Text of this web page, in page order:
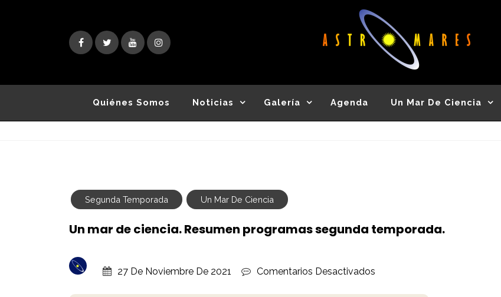
Astromares
Desde 2012 divulgando la Astronomía y la
Ciencia
Quiénes Somos Noticias Galería Agenda Un Mar De Ciencia
Segunda Temporada Un Mar De Ciencia
Un mar de ciencia. Resumen programas segunda temporada.
27 De Noviembre De 2021 Comentarios Desactivados